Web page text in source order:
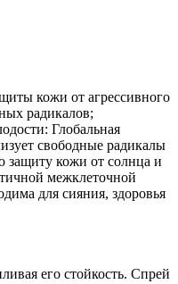
кожи от агрессивного
радикалов;
Глобальная
свободные радикалы
кожи от солнца и
межклеточной
для сияния, здоровья
его стойкость. Спрей